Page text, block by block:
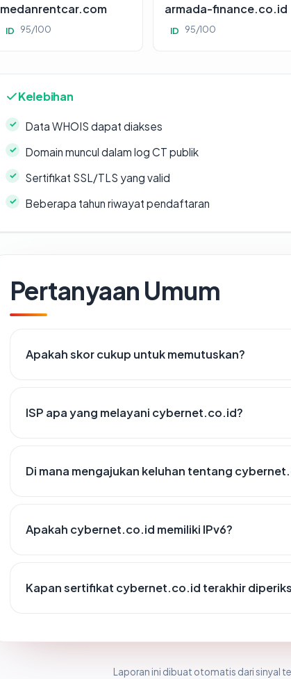
medanrentcar.com
ID 95/100
armada-finance.co.id
ID 95/100
Kelebihan
Data WHOIS dapat diakses
Domain muncul dalam log CT publik
Sertifikat SSL/TLS yang valid
Beberapa tahun riwayat pendaftaran
Pertanyaan Umum
Apakah skor cukup untuk memutuskan?
ISP apa yang melayani cybernet.co.id?
Di mana mengajukan keluhan tentang
Apakah cybernet.co.id memiliki IPv6?
Kapan sertifikat cybernet.co.id terakhir
Laporan ini dibuat otomatis dari sinyal